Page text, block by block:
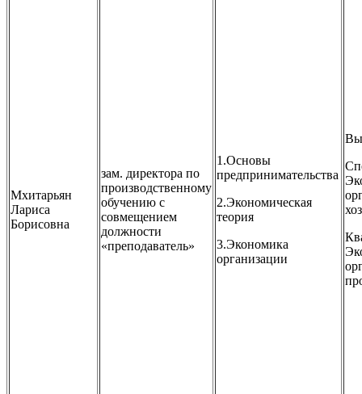
Мхитарьян
Лариса
Борисовна
зам. директора по
производственному
обучению с
совмещением
должности
«преподаватель»
1.Основы
предпринимательства
2.Экономическая
теория
3.Экономика
организации